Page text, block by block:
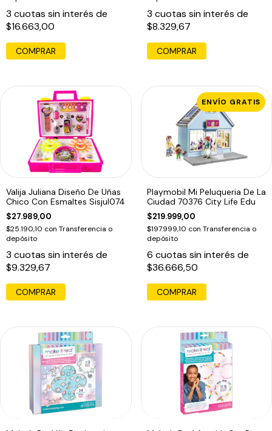
3 cuotas sin interés de
$16.663,00
3 cuotas sin interés de
$8.329,67
Valija Juliana Diseño De Uñas
Chico Con Esmaltes Sisjul074
$27.989,00
$25.190,10 con Transferencia o
depósito
3 cuotas sin interés de
$9.329,67
ENVÍO GRATIS
Playmobil Mi Peluqueria De La
Ciudad 70376 City Life Edu
$219.999,00
$197.999,10 con Transferencia o
depósito
6 cuotas sin interés de
$36.666,50
COMPRAR